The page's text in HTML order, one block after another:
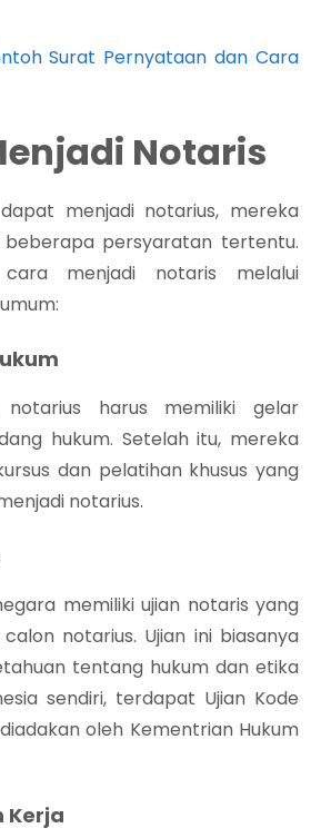
Surat Pernyataan dan Cara
Notaris
menjadi notarius, mereka
beberapa persyaratan tertentu.
menjadi notaris melalui
notarius harus memiliki gelar
hukum. Setelah itu, mereka
dan pelatihan khusus yang
notarius.
memiliki ujian notaris yang
notarius. Ujian ini biasanya
tentang hukum dan etika
sendiri, terdapat Ujian Kode
oleh Kementrian Hukum
Kerja